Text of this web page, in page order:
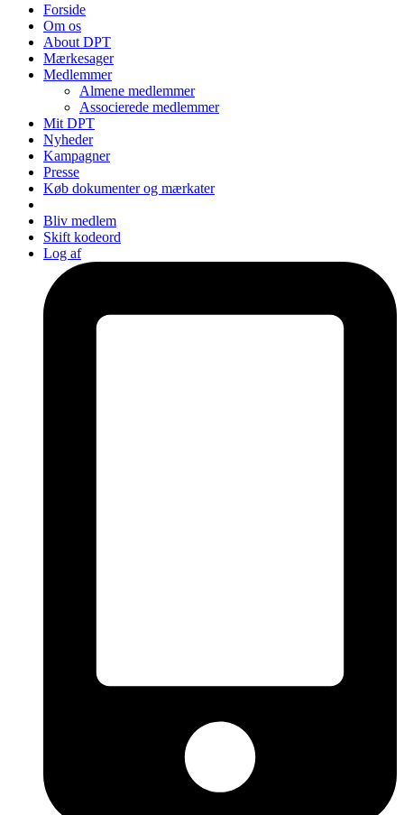
Forside
Om os
About DPT
Mærkesager
Medlemmer
Almene medlemmer
Associerede medlemmer
Mit DPT
Nyheder
Kampagner
Presse
Køb dokumenter og mærkater
Bliv medlem
Skift kodeord
Log af